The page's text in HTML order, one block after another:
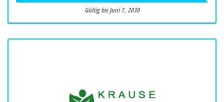
Gültig bis Juni 7, 2030